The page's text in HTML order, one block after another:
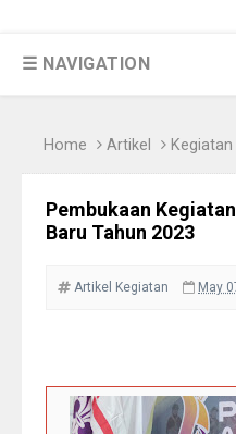
☰ NAVIGATION
Home Artikel Kegiatan
Pembukaan
Baru Tahun 2023
Artikel Kegiatan May